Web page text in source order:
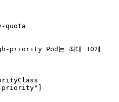
quota
priority Pod는 최대 10개
priority"